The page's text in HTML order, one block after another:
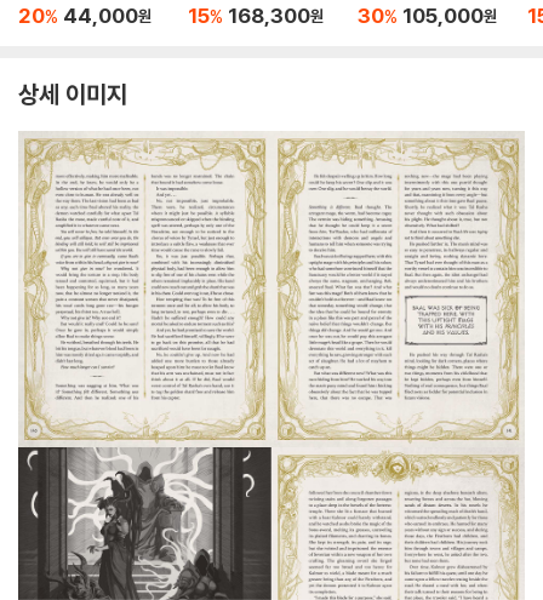
uidebook
20% 44,000원 ollection
15% 168,300원 ollection
30% 105,000원
상세 이미지